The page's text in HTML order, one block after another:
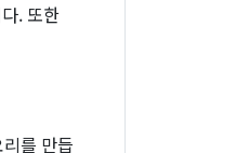
. 또한
를 만듭